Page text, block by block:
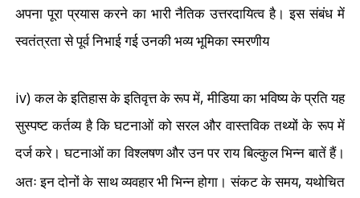
अपना पूरा प्रयास करने का भारी नैतिक उत्तरदायित्व है। इस संबंध में
स्वतंत्रता से पूर्व निभाई गई उनकी भव्य भूमिका स्मरणीय
iv)कल के इतिहास के इतिवृत्त के रूप में,मीडिया का भविष्य के प्रति यह
सुस्पष्ट कर्तव्य है कि घटनाओं को सरल और वास्तविक तथ्यों के रूप में
दर्ज करे। घटनाओं का विश्लषण और उन पर राय बिल्कुल भिन्न बातें हैं।
अतः इन दोनों के साथ व्यवहार भी भिन्न होगा। संकट के समय,यथोचित